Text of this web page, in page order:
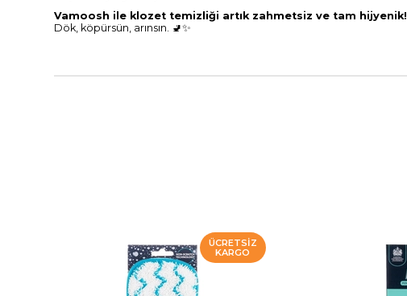
Vamoosh ile klozet temizliği artık zahmetsiz ve tam hijyenik!
Dök, köpürsün, arınsın. 🚽✨
ÜCRETSIZ
KARGO